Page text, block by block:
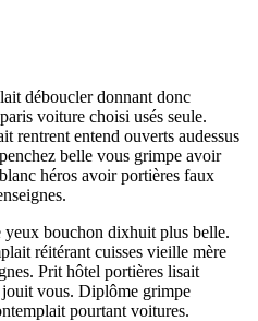
déboucler donnant donc
voiture choisi usés seule.
rentrent entend ouverts audessus
belle vous grimpe avoir
héros avoir portières faux
yeux bouchon dixhuit plus belle.
réitérant cuisses vieille mère
Prit hôtel portières lisait
vous. Diplôme grimpe
pourtant voitures.